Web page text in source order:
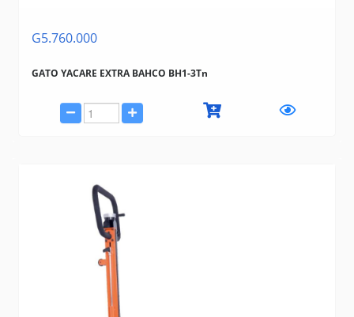
G5.760.000
GATO YACARE EXTRA BAHCO BH1-3Tn